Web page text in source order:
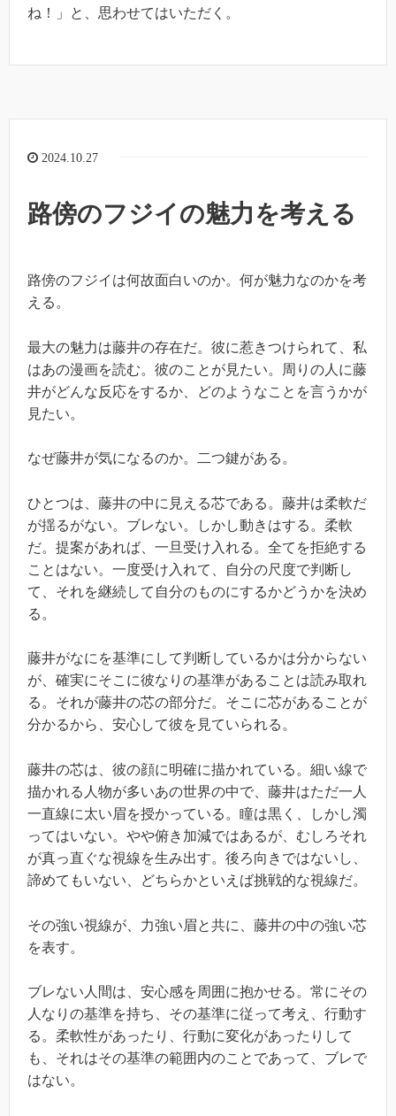
ね！」と、思わせてはいただく。
2024.10.27
路傍のフジイの魅力を考える
路傍のフジイは何故面白いのか。何が魅力なのかを考
える。
最大の魅力は藤井の存在だ。彼に惹きつけられて、私
はあの漫画を読む。彼のことが見たい。周りの人に藤
井がどんな反応をするか、どのようなことを言うかが
見たい。
なぜ藤井が気になるのか。二つ鍵がある。
ひとつは、藤井の中に見える芯である。藤井は柔軟だ
が揺るがない。ブレない。しかし動きはする。柔軟
だ。提案があれば、一旦受け入れる。全てを拒絶する
ことはない。一度受け入れて、自分の尺度で判断し
て、それを継続して自分のものにするかどうかを決め
る。
藤井がなにを基準にして判断しているかは分からない
が、確実にそこに彼なりの基準があることは読み取れ
る。それが藤井の芯の部分だ。そこに芯があることが
分かるから、安心して彼を見ていられる。
藤井の芯は、彼の顔に明確に描かれている。細い線で
描かれる人物が多いあの世界の中で、藤井はただ一人
一直線に太い眉を授かっている。瞳は黒く、しかし濁
ってはいない。やや俯き加減ではあるが、むしろそれ
が真っ直ぐな視線を生み出す。後ろ向きではないし、
諦めてもいない、どちらかといえば挑戦的な視線だ。
その強い視線が、力強い眉と共に、藤井の中の強い芯
を表す。
ブレない人間は、安心感を周囲に抱かせる。常にその
人なりの基準を持ち、その基準に従って考え、行動す
る。柔軟性があったり、行動に変化があったりして
も、それはその基準の範囲内のことであって、ブレで
はない。